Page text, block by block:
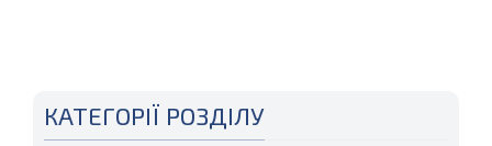
КАТЕГОРІЇ РОЗДІЛУ